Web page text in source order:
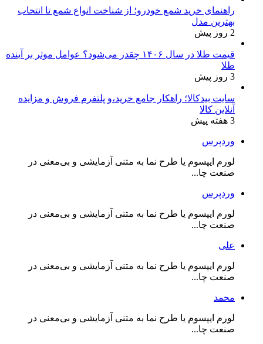
راهنمای خرید شمع خودرو؛ از شناخت انواع شمع تا انتخاب
بهترین مدل
2 روز پیش
قیمت طلا در سال ۱۴۰۶ چقدر می‌شود؟ عوامل موثر بر آینده
طلا
3 روز پیش
سایت بیدکالا؛ راهکار جامع خرید،و پلتفرم فروش و مزایده
آنلاین کالا
3 هفته پیش
وردپرس
لورم ایپسوم یا طرح‌ نما به متنی آزمایشی و بی‌معنی در
صنعت چا...
وردپرس
لورم ایپسوم یا طرح‌ نما به متنی آزمایشی و بی‌معنی در
صنعت چا...
علی
لورم ایپسوم یا طرح‌ نما به متنی آزمایشی و بی‌معنی در
صنعت چا...
محمد
لورم ایپسوم یا طرح‌ نما به متنی آزمایشی و بی‌معنی در
صنعت چا...